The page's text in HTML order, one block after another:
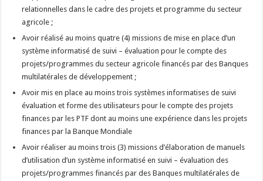
relationnelles dans le cadre des projets et programme du secteur
agricole ;
Avoir réalisé au moins quatre (4) missions de mise en place d’un
système informatisé de suivi – évaluation pour le compte des
projets/programmes du secteur agricole financés par des Banques
multilatérales de développement ;
Avoir mis en place au moins trois systèmes informatises de suivi
évaluation et forme des utilisateurs pour le compte des projets
finances par les PTF dont au moins une expérience dans les projets
finances par la Banque Mondiale
Avoir réaliser au moins trois (3) missions d’élaboration de manuels
d’utilisation d’un système informatisé en suivi – évaluation des
projets/programmes financés par des Banques multilatérales de